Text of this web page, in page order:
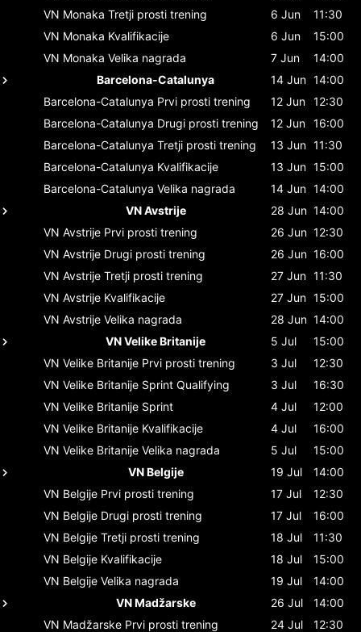
VN Monaka Tretji prosti trening 6 Jun
11:30
VN Monaka Kvalifikacije 6 Jun
15:00
VN Monaka Velika nagrada 7 Jun
14:00
Barcelona-Catalunya
14 Jun 14:00
Barcelona-Catalunya Prvi prosti trening 12 Jun 12:30
Barcelona-Catalunya Drugi prosti trening 12 Jun 16:00
Barcelona-Catalunya Tretji prosti trening 13 Jun 11:30
Barcelona-Catalunya Kvalifikacije 13 Jun 15:00
Barcelona-Catalunya Velika nagrada 14 Jun 14:00
VN Avstrije
28 Jun 14:00
VN Avstrije Prvi prosti trening 26 Jun 12:30
VN Avstrije Drugi prosti trening 26 Jun 16:00
VN Avstrije Tretji prosti trening 27 Jun 11:30
VN Avstrije Kvalifikacije 27 Jun 15:00
VN Avstrije Velika nagrada 28 Jun 14:00
VN Velike Britanije
5 Jul
15:00
VN Velike Britanije Prvi prosti trening 3 Jul
12:30
VN Velike Britanije Sprint Qualifying 3 Jul
16:30
VN Velike Britanije Sprint 4 Jul
12:00
VN Velike Britanije Kvalifikacije 4 Jul
16:00
VN Velike Britanije Velika nagrada 5 Jul
15:00
VN Belgije
19 Jul
14:00
VN Belgije Prvi prosti trening 17 Jul
12:30
VN Belgije Drugi prosti trening 17 Jul
16:00
VN Belgije Tretji prosti trening 18 Jul
11:30
VN Belgije Kvalifikacije 18 Jul
15:00
VN Belgije Velika nagrada 19 Jul
14:00
VN Madžarske
26 Jul
14:00
VN Madžarske Prvi prosti trening 24 Jul
12:30